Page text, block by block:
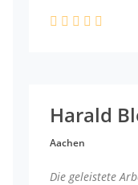
Harald
Aachen
Die geleistete